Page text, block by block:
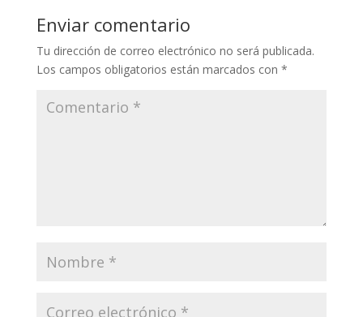
Enviar comentario
Tu dirección de correo electrónico no será publicada.
Los campos obligatorios están marcados con *